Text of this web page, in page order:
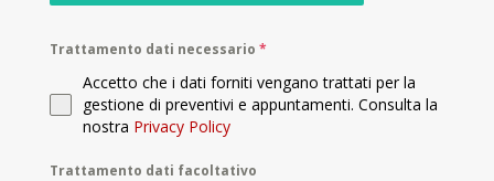
Trattamento dati necessario *
Accetto che i dati forniti vengano trattati per la
gestione di preventivi e appuntamenti. Consulta la
nostra Privacy Policy
Trattamento dati facoltativo